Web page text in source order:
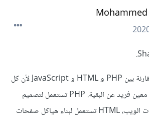
.
لا يوجد هنالك مجال للمقارنة بين PHP و HTML و JavaScript لأن كل
لغة تقوم بإستيفاء غرض معين فريد عن البقية. PHP تستعمل لتصميم
السيرفرات ومعالجة بيانات الويب، HTML تستعمل لبناء هياكل صفحات